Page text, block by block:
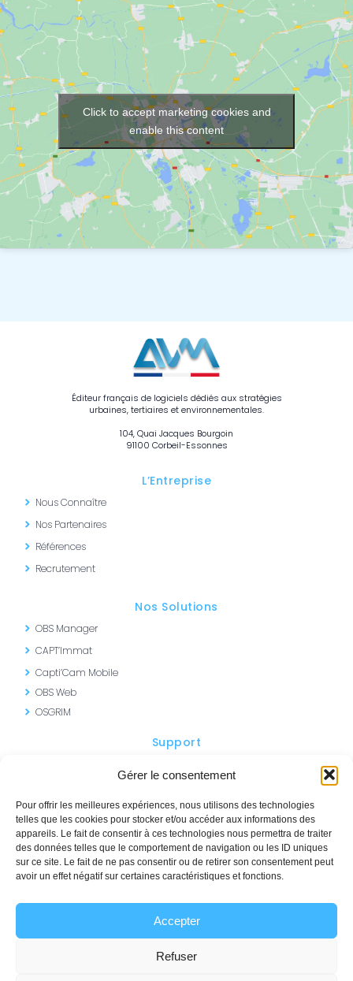
Gérer le consentement
Pour offrir les meilleures expériences, nous utilisons des technologies
telles que les cookies pour stocker et/ou accéder aux informations des
appareils. Le fait de consentir à ces technologies nous permettra de traiter
des données telles que le comportement de navigation ou les ID uniques
sur ce site. Le fait de ne pas consentir ou de retirer son consentement peut
avoir un effet négatif sur certaines caractéristiques et fonctions.
Accepter
Refuser
Click to accept marketing cookies and
enable this content
Éditeur français de logiciels dédiés aux stratégies
urbaines, tertiaires et environnementales.
104, Quai Jacques Bourgoin
91100 Corbeil-Essonnes
L’Entreprise
Nous Connaître
Nos Partenaires
Références
Recrutement
Nos Solutions
OBS Manager
CAPT’Immat
Capti’Cam Mobile
OBS Web
OSGRIM
Support
SISMO – Formations
Contactez-nous
commercial@avm-integration.com